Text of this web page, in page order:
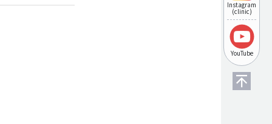
Instagram
(clinic)
YouTube